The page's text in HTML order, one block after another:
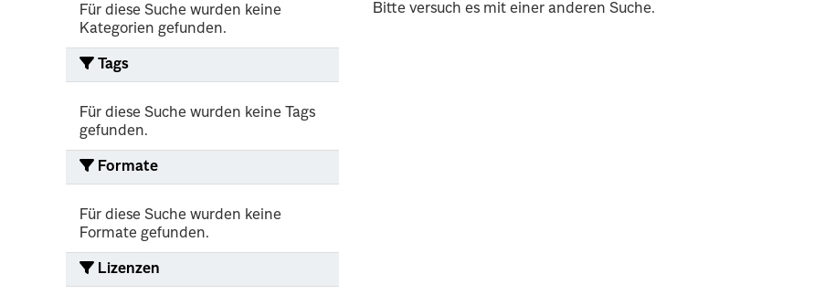
Für diese Suche wurden keine
Kategorien gefunden.
Tags
Für diese Suche wurden keine Tags
gefunden.
Formate
Für diese Suche wurden keine
Formate gefunden.
Lizenzen
Bitte versuch es mit einer anderen Suche.